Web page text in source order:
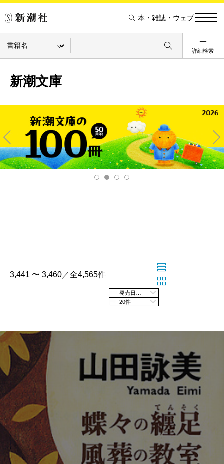
本・雑誌・ウェブ
詳細検索
新潮文庫
Pre
v
Ne
xt
3,441 〜 3,460／全4,565件
20件